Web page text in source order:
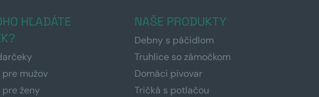
HĽADÁTE
mužov
ženy
NAŠE PRODUKTY
Debny s páčidlom
Truhlice so zámočkom
Domáci pivovar
Tričká s potlačou